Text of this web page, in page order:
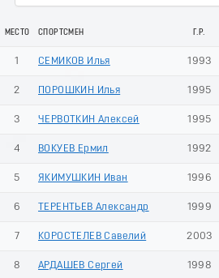
МЕСТО СПОРТСМЕН Г.Р.
1 СЕМИКОВ Илья 1993
2 ПОРОШКИН Илья 1995
3 ЧЕРВОТКИН Алексей 1995
4 ВОКУЕВ Ермил 1992
5 ЯКИМУШКИН Иван 1996
6 ТЕРЕНТЬЕВ Александр 1999
7 КОРОСТЕЛЕВ Савелий 2003
8 АРДАШЕВ Сергей 1998